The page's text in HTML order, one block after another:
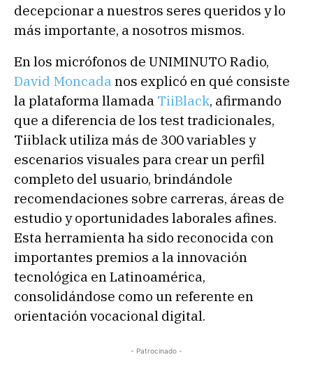
decepcionar a nuestros seres queridos y lo
más importante, a nosotros mismos.
En los micrófonos de UNIMINUTO Radio,
David Moncada nos explicó en qué consiste
la plataforma llamada TiiBlack, afirmando
que a diferencia de los test tradicionales,
Tiiblack utiliza más de 300 variables y
escenarios visuales para crear un perfil
completo del usuario, brindándole
recomendaciones sobre carreras, áreas de
estudio y oportunidades laborales afines.
Esta herramienta ha sido reconocida con
importantes premios a la innovación
tecnológica en Latinoamérica,
consolidándose como un referente en
orientación vocacional digital.
- Patrocinado -